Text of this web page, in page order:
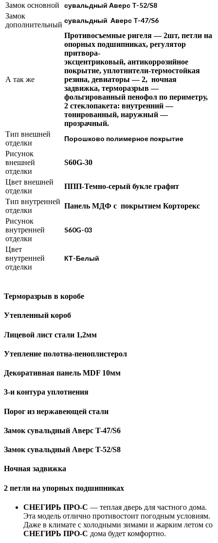
Замок основной
сувальдный Аверс T-52/S8
Замок
дополнительный
сувальдный Аверс T-47/S6
А так же
Противосъемные ригеля — 2шт, петли на
опорных подшипниках, регулятор
притвора-
эксцентриковый, антикоррозийное
покрытие, уплотнители-термостойкая
резина, девиаторы — 2, ночная
задвижка, терморазрыв —
фольгированный пенофол по периметру,
2 стеклопакета: внутренний —
тонированный, наружный —
прозрачный.
Тип внешней
отделки
Порошково полимерное покрытие
Рисунок
внешней
отделки
S60G-30
Цвет внешней
отделки
ППП-Темно-серый букле графит
Тип внутренней
отделки
Панель МДФ с покрытием Корторекс
Рисунок
внутренней
отделки
S60G-03
Цвет
внутренней
отделки
КТ-Белый
Терморазрыв в коробе
Утепленный короб
Лицевой лист стали 1,2мм
Утепление полотна-пеноплистерол
Декоративная панель MDF 10мм
3-и контура уплотнения
Порог из нержавеющей стали
Замок сувальдный Аверс T-47/S6
Замок сувальдный Аверс T-52/S8
Ночная задвижка
2 петли на упорных подшипниках
СНЕГИРЬ ПРО-С — теплая дверь для частного дома.
Эта модель отлично противостоит погодным условиям.
Даже в климате с холодными зимами и жарким летом со
СНЕГИРЬ ПРО-С дома будет комфортно.